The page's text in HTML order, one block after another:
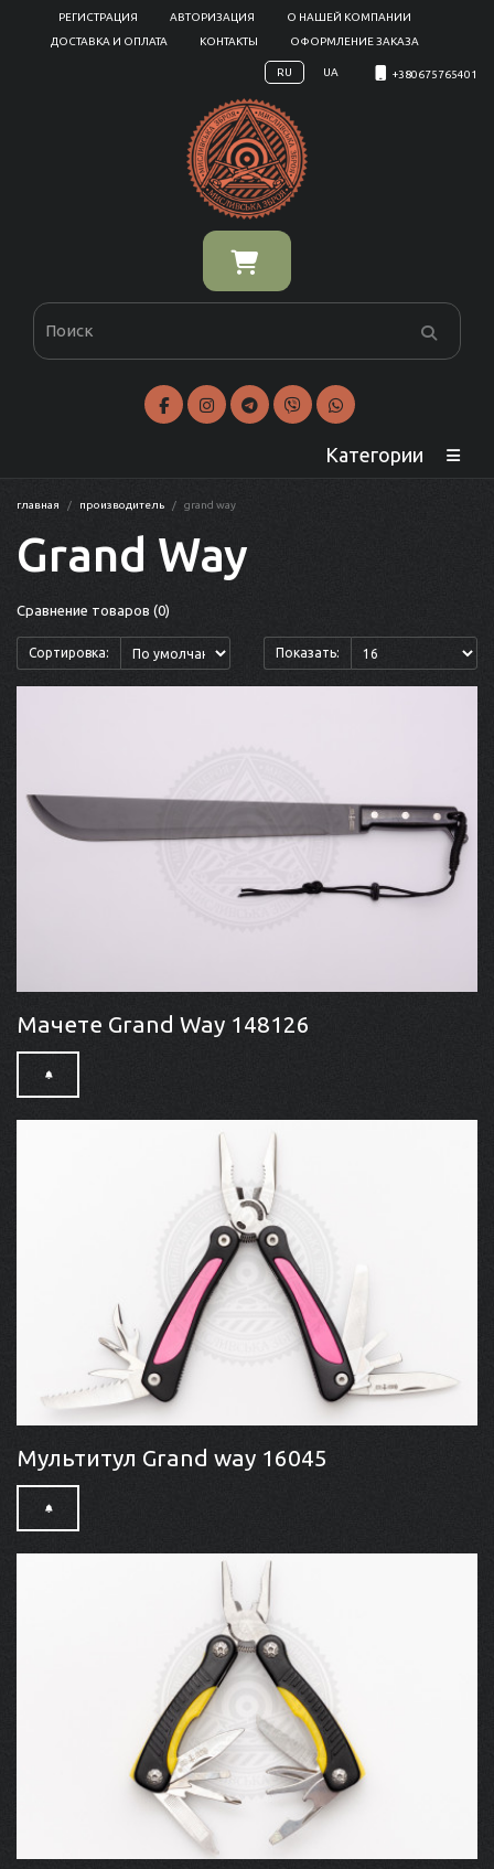
РЕГИСТРАЦИЯ АВТОРИЗАЦИЯ
О НАШЕЙ КОМПАНИИ
ДОСТАВКА И ОПЛАТА
КОНТАКТЫ ОФОРМЛЕНИЕ ЗАКАЗА
RU UA +380675765401
Категории
главная производитель grand way
Grand Way
Сравнение товаров (0)
Сортировка: Показать:
Мачете Grand Way 148126
Мультитул Grand way 16045